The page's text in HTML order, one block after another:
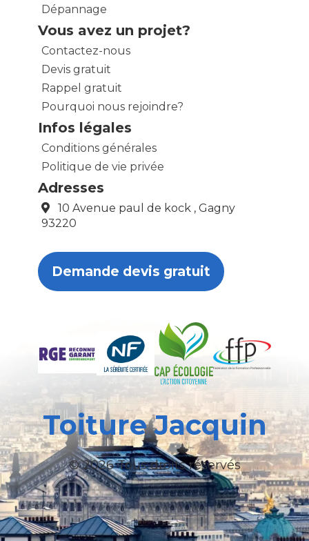
Dépannage
Vous avez un projet?
Contactez-nous
Devis gratuit
Rappel gratuit
Pourquoi nous rejoindre?
Infos légales
Conditions générales
Politique de vie privée
Adresses
10 Avenue paul de kock , Gagny
93220
Demande devis gratuit
Toiture Jacquin
© 2026 Tous droits réservés